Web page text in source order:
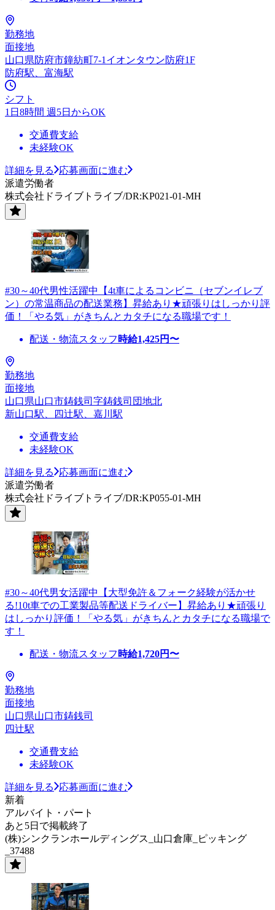
勤務地
面接地
山口県防府市鐘紡町7-1イオンタウン防府1F
防府駅、富海駅
シフト
1日8時間 週5日からOK
交通費支給
未経験OK
詳細を見る
応募画面に進む
派遣労働者
株式会社ドライブトライブ/DR:KP021-01-MH
#30～40代男性活躍中【4t車によるコンビニ（セブンイレブ
ン）の常温商品の配送業務】昇給あり★頑張りはしっかり評
価！「やる気」がきちんとカタチになる職場です！
配送・物流スタッフ 時給1,425円〜
勤務地
面接地
山口県山口市鋳銭司字鋳銭司団地北
新山口駅、四辻駅、嘉川駅
交通費支給
未経験OK
詳細を見る
応募画面に進む
派遣労働者
株式会社ドライブトライブ/DR:KP055-01-MH
#30～40代男女活躍中【大型免許＆フォーク経験が活かせ
る!10t車での工業製品等配送ドライバー】昇給あり★頑張り
はしっかり評価！「やる気」がきちんとカタチになる職場で
す！
配送・物流スタッフ 時給1,720円〜
勤務地
面接地
山口県山口市鋳銭司
四辻駅
交通費支給
未経験OK
詳細を見る
応募画面に進む
新着
アルバイト・パート
あと5日で掲載終了
(株)シンクランホールディングス_山口倉庫_ピッキング
_37488